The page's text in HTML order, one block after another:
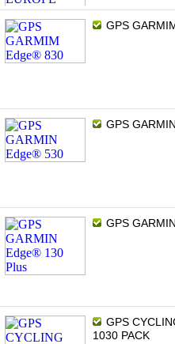
GPS
GPS
GPS
GPS
1030 PACK